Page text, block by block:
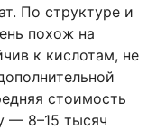
По структуре и
похож на
к кислотам, не
стоимость
— 8–15 тысяч